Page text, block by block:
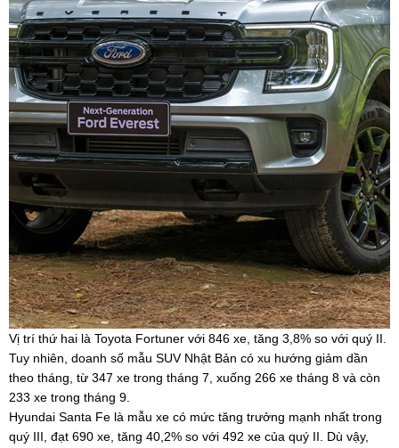
Vị trí thứ hai là Toyota Fortuner với 846 xe, tăng 3,8% so với quý II.
Tuy nhiên, doanh số mẫu SUV Nhật Bản có xu hướng giảm dần
theo tháng, từ 347 xe trong tháng 7, xuống 266 xe tháng 8 và còn
233 xe trong tháng 9.
Hyundai Santa Fe là mẫu xe có mức tăng trưởng mạnh nhất trong
quý III, đạt 690 xe, tăng 40,2% so với 492 xe của quý II. Dù vậy,